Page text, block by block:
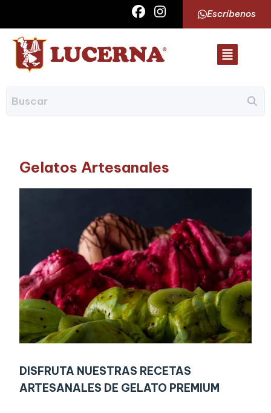
Escríbenos
Gelatos Artesanales
DISFRUTA NUESTRAS RECETAS
ARTESANALES DE GELATO PREMIUM